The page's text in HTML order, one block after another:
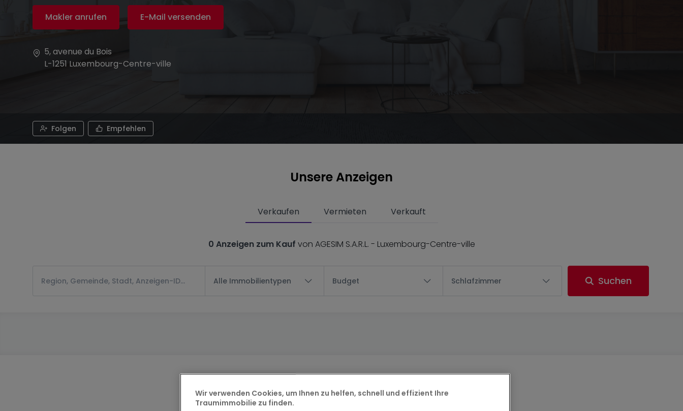
Makler anrufen E-Mail versenden
5, avenue du Bois
L-1251 Luxembourg-Centre-ville
Folgen Empfehlen
Unsere Anzeigen
Verkaufen Vermieten Verkauft
0 Anzeigen zum Kauf von AGESIM S.A.R.L. - Luxembourg-Centre-ville
Alle Immobilientypen Budget Schlafzimmer Suchen
Wir verwenden Cookies, um Ihnen zu helfen, schnell und effizient Ihre
Traumimmobilie zu finden.